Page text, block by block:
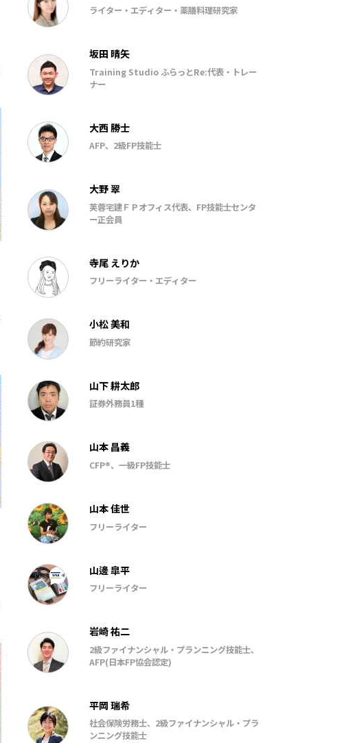
ライター・エディター・薬膳料理研究家
坂田 晴矢
Training Studio ふらっとRe:代表・トレー
ナー
大西 勝士
AFP、2級FP技能士
大野 翠
芙蓉宅建ＦＰオフィス代表、FP技能士センタ
ー正会員
寺尾 えりか
フリーライター・エディター
小松 美和
節約研究家
山下 耕太郎
証券外務員1種
山本 昌義
CFP®、一級FP技能士
山本 佳世
フリーライター
山邊 皐平
フリーライター
岩崎 祐二
2級ファイナンシャル・プランニング技能士、
AFP(日本FP協会認定)
平岡 瑞希
社会保険労務士、2級ファイナンシャル・プラ
ンニング技能士